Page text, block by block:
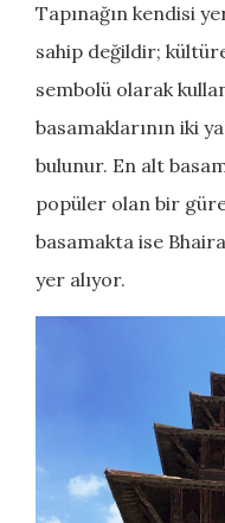
Tapınağın kendisi
sahip değildir;
sembolü olarak
basamaklarının iki
bulunur. En alt
popüler olan bir
basamakta ise
yer alıyor.